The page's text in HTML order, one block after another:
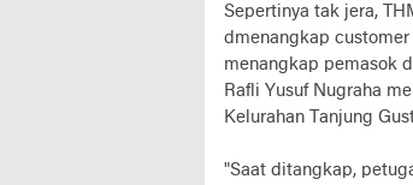
Sepertinya tak jera,
dmenangkap
menangkap pemasok
Rafli Yusuf Nugraha
Kelurahan Tanjung
"Saat ditangkap,